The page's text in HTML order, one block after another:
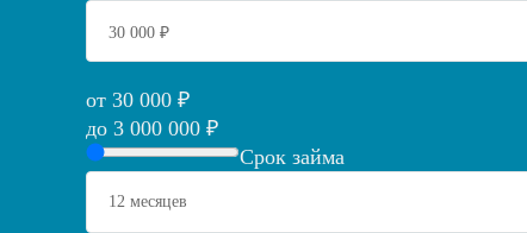
от 30 000 ₽
до 3 000 000 ₽
Срок займа